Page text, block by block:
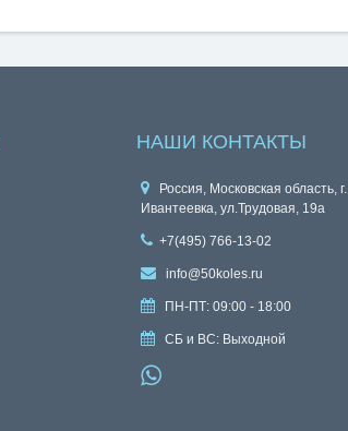
НАШИ КОНТАКТЫ
Россия, Московская область, г.
Ивантеевка, ул.Трудовая, 19а
+7(495) 766-13-02
info@50koles.ru
ПН-ПТ: 09:00 - 18:00
СБ и ВС: Выходной